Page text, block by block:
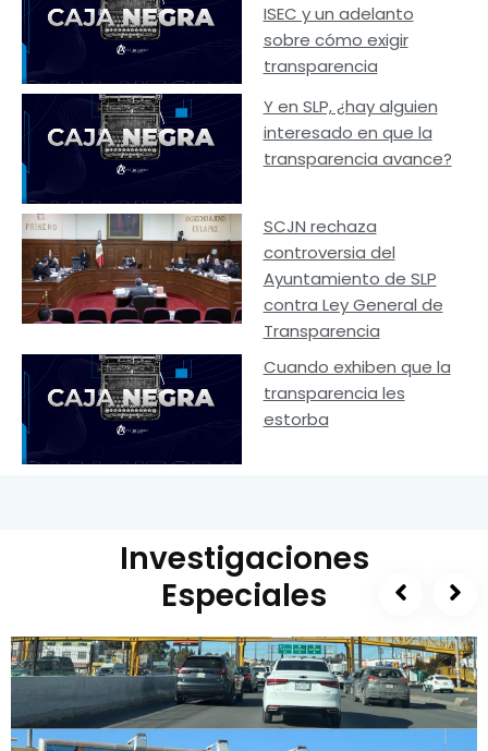
ISEC y un adelanto
sobre cómo exigir
transparencia
Y en SLP, ¿hay alguien
interesado en que la
transparencia avance?
SCJN rechaza
controversia del
Ayuntamiento de SLP
contra Ley General de
Transparencia
Cuando exhiben que la
transparencia les
estorba
Investigaciones
Especiales